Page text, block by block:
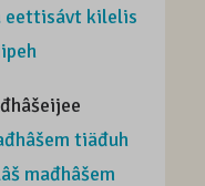
eettisávt kilelis
tiäđuh
mađhâšem